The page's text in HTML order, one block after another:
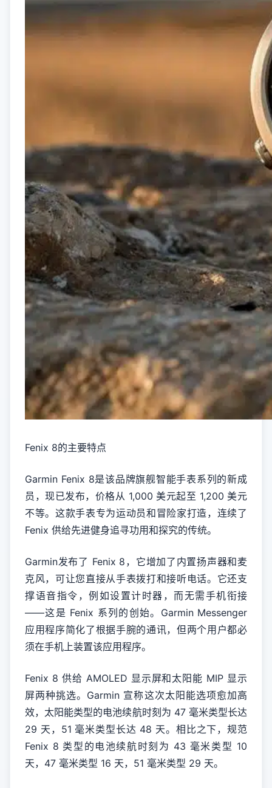
Fenix 8的主要特点
Garmin Fenix 8是该品牌旗舰智能手表系列的新成
员，现已发布，价格从 1,000 美元起至 1,200 美元
不等。这款手表专为运动员和冒险家打造，连续了
Fenix 供给先进健身追寻功用和探究的传统。
Garmin发布了 Fenix 8，它增加了内置扬声器和麦
克风，可让您直接从手表拨打和接听电话。它还支
撑语音指令，例如设置计时器，而无需手机衔接
——这是 Fenix 系列的创始。Garmin Messenger
应用程序简化了根据手腕的通讯，但两个用户都必
须在手机上装置该应用程序。
Fenix 8 供给 AMOLED 显示屏和太阳能 MIP 显示
屏两种挑选。Garmin 宣称这次太阳能选项愈加高
效，太阳能类型的电池续航时刻为 47 毫米类型长达
29 天，51 毫米类型长达 48 天。相比之下，规范
Fenix 8 类型的电池续航时刻为 43 毫米类型 10
天，47 毫米类型 16 天，51 毫米类型 29 天。